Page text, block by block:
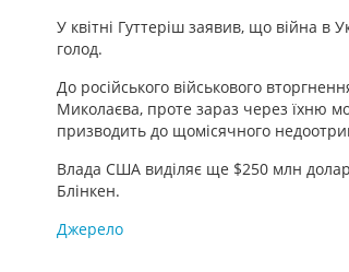
У квітні Гуттеріш заявив, що війна в
голод.
До російського військового
Миколаєва, проте зараз через їхню
призводить до щомісячного
Влада США виділяє ще $250 млн
Блінкен.
Джерело